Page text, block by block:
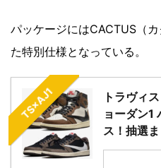
パッケージにはCACTUS（
た特別仕様となっている。
TS×AJ1
トラヴィ
ョーダン1
ス！抽選